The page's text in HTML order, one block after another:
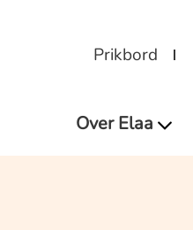
Prikbord
Over Elaa